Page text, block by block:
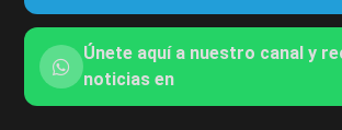
Únete aquí a nuestro canal y
noticias en